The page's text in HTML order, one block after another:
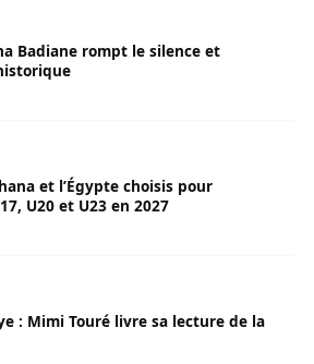
Badiane rompt le silence et
et l’Égypte choisis pour
U20 et U23 en 2027
: Mimi Touré livre sa lecture de la